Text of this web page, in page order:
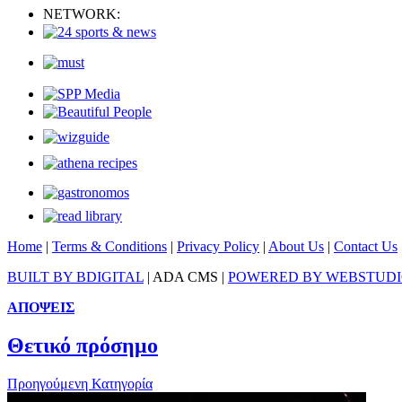
NETWORK:
Home | Terms & Conditions | Privacy Policy | About Us | Contact Us
BUILT BY BDIGITAL | ADA CMS | POWERED BY
ΑΠΟΨΕΙΣ
Θετικό πρόσημο
Προηγούμενη Κατηγορία